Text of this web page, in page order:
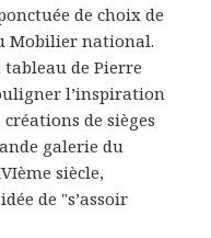
de choix de
Mobilier national.
de Pierre
l’inspiration
de sièges
galerie du
siècle,
de "s’assoir